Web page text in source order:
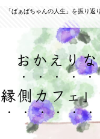
「ばぁばちゃんの人生」を振り
おかえり
縁側カフェ